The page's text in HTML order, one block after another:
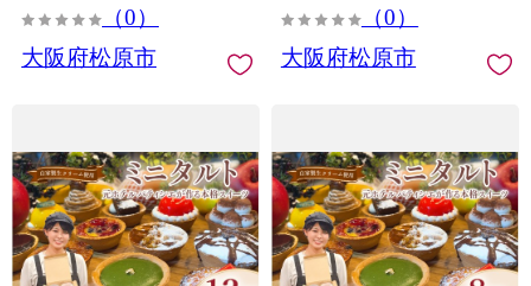
（0）
大阪府松原市
（0）
大阪府松原市